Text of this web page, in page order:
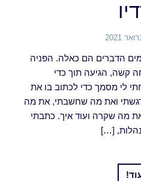
הדברים הם כאלה. הפניה
קשה, הגיעה תוך כדי
לי מסמך כדי לכתוב בו את
ואת מה שחשבתי, את מה
מה שקרה ועוד איך. כתבתי
[…]